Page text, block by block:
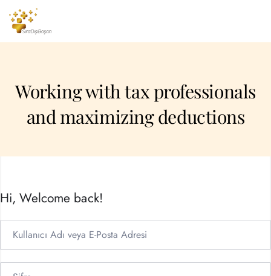
Working with tax professionals
and maximizing deductions
Hi, Welcome back!